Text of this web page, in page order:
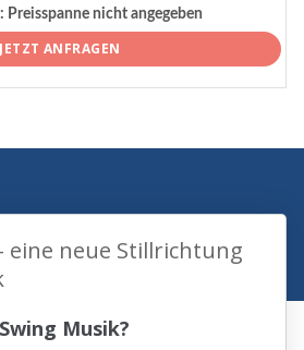
Preisspanne nicht angegeben
JETZT ANFRAGEN
eine neue Stillrichtung
Musik?